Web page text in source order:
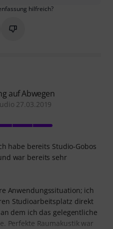
hilfreich?
Sie diese
Markieren Sie diese
auf Abwegen
27.03.2019
habe bereits Studio-Gobos
war bereits sehr
Anwendungssituation; ich
Studioarbeitsplatz direkt
dem ich das gelegentliche
Perfekte Raumakustik war